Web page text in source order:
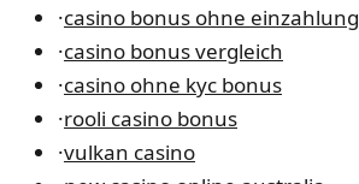
·casino bonus ohne einzahlung
·casino bonus vergleich
·casino ohne kyc bonus
·rooli casino bonus
·vulkan casino